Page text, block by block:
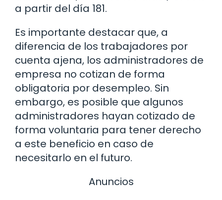
a partir del día 181.
Es importante destacar que, a
diferencia de los trabajadores por
cuenta ajena, los administradores de
empresa no cotizan de forma
obligatoria por desempleo. Sin
embargo, es posible que algunos
administradores hayan cotizado de
forma voluntaria para tener derecho
a este beneficio en caso de
necesitarlo en el futuro.
Anuncios